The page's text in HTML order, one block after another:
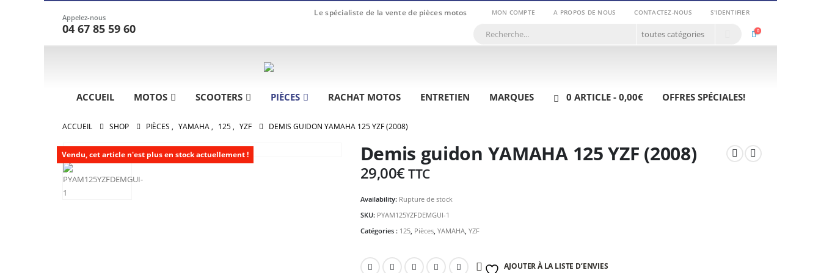
Appelez-nous
04 67 85 59 60
Le spécialiste de la vente de pièces motos MON COMPTE A PROPOS DE NOUS CONTACTEZ-NOUS S'IDENTIFIER
0
ACCUEIL MOTOS SCOOTERS PIÈCES RACHAT MOTOS ENTRETIEN MARQUES 0 ARTICLE 0,00€ OFFRES SPÉCIALES!
ACCUEIL SHOP PIÈCES , YAMAHA, 125, YZF DEMIS GUIDON YAMAHA 125 YZF (2008)
Vendu, cet article n'est plus en stock actuellement ! Demis guidon YAMAHA 125 YZF (2008)
29,00€TTC
Availability: Rupture de stock
SKU: PYAM125YZFDEMGUI-1
Catégories : 125, Pièces, YAMAHA, YZF
AJOUTER À LA LISTE D’ENVIES